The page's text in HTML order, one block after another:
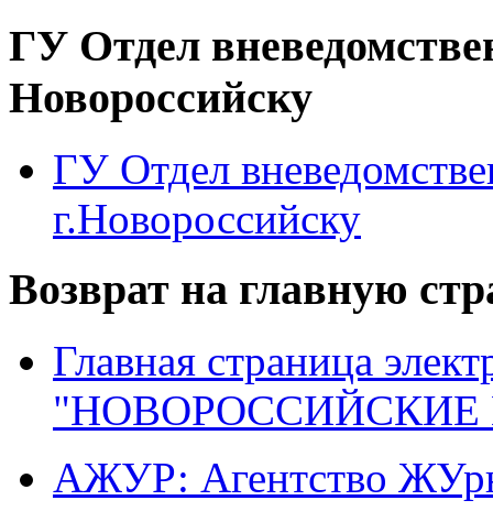
ГУ Отдел
Новороссийску
ГУ Отдел
г.Новороссийску
Возврат на главную
Главная страница
"НОВОРОССИЙСКИЕ
АЖУР: Агентство